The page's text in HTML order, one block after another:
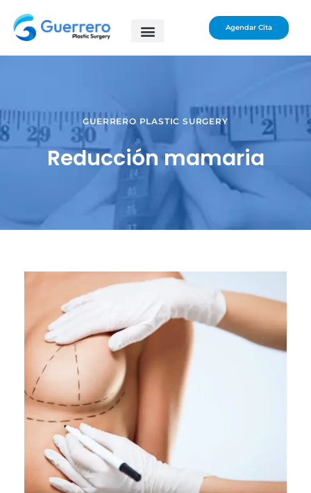
Agendar Cita
GUERRERO PLASTIC SURGERY
Reducción mamaria